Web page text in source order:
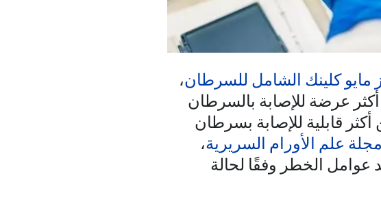
مايو كلينك الشامل للسرطان،
عرضة للإصابة بالسرطان
قابلية للإصابة بسرطان
مجلة علم الأورام السريرية،
الخطر وفقًا لحالة